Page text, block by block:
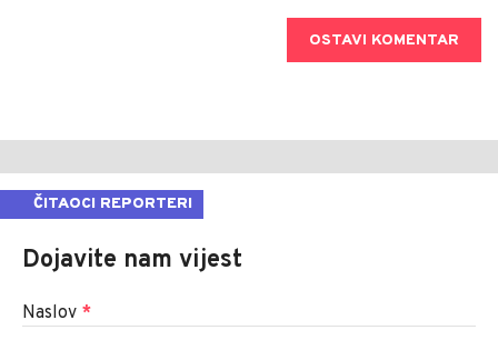
OSTAVI KOMENTAR
ČITAOCI REPORTERI
Dojavite nam vijest
Naslov *